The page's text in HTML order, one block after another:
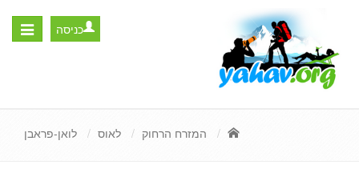
Toggle
כניסה
המזרח הרחוק לאוס לואן-פראבן